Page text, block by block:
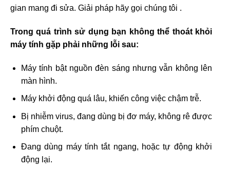
gian mang đi sửa. Giải pháp hãy gọi chúng tôi .
Trong quá trình sử dụng bạn không thể thoát khỏi
máy tính gặp phải những lỗi sau:
Máy tính bật nguồn đèn sáng nhưng vẫn không lên
màn hình.
Máy khởi động quá lâu, khiến công việc chậm trễ.
Bị nhiễm virus, đang dùng bị đơ máy, không rê được
phím chuột.
Đang dùng máy tính tắt ngang, hoặc tự động khởi
động lại.